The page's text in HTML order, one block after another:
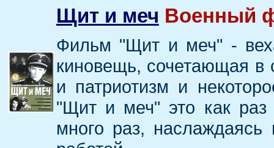
Щит и меч Военный
Фильм "Щит и меч" - веха
киновещь, сочетающая в
и патриотизм и
"Щит и меч" это как раз
много раз, наслаждаясь